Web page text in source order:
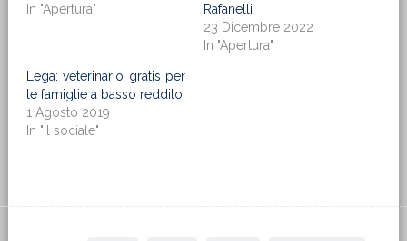
In "Apertura"
Rafanelli
23 Dicembre 2022
In "Apertura"
Lega: veterinario gratis per
le famiglie a basso reddito
1 Agosto 2019
In "Il sociale"